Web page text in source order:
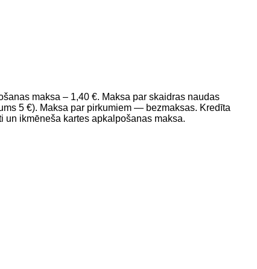
maksa – 1,40 €. Maksa par skaidras naudas
5 €). Maksa par pirkumiem — bezmaksas. Kredīta
un ikmēneša kartes apkalpošanas maksa.